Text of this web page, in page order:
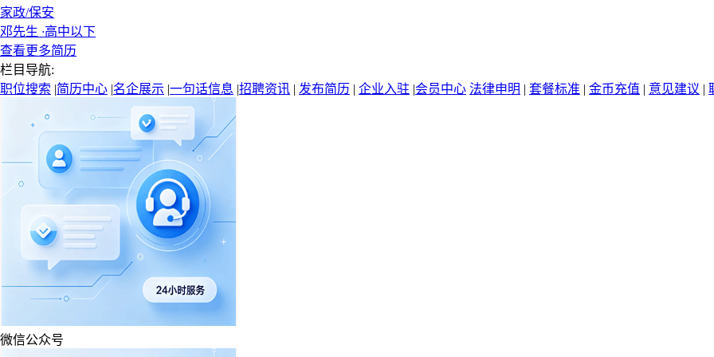
家政/保安
邓先生 ·高中以下
查看更多简历
栏目导航:
职位搜索 |简历中心 |名企展示 |一句话信息 |招聘资讯 | 发布简历 | 企业入驻 |会员中心 法律申明 | 套餐标准 | 金币充值 | 意见建议 |
微信公众号